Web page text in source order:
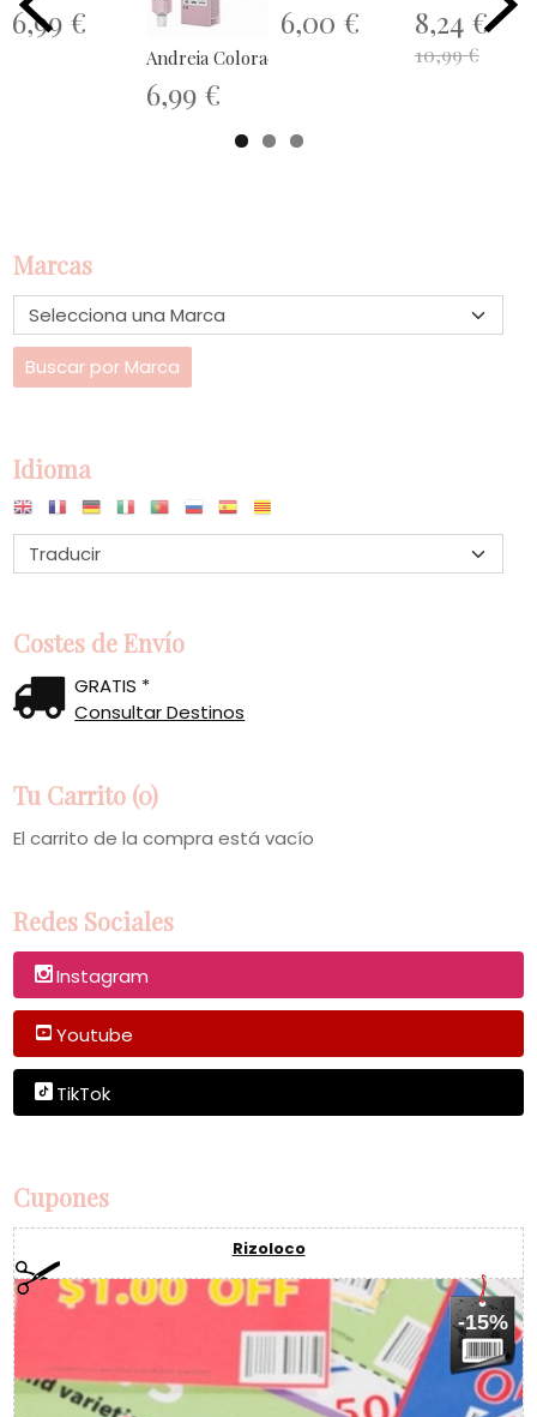
Marcas
Idioma
Costes de Envío
GRATIS *
Consultar Destinos
Tu Carrito (0)
El carrito de la compra está vacío
Redes Sociales
Instagram
Youtube
TikTok
Cupones
Rizoloco
-15%
6,99 €
Andreia Coloración Permanente 100ml...
6,99 €
6,00 € 8,24 €
10,99 €